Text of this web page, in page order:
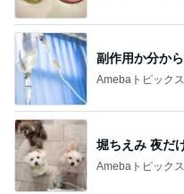
副作用か分か
Amebaトピックス
堀ちえみ 夜だ
Amebaトピックス